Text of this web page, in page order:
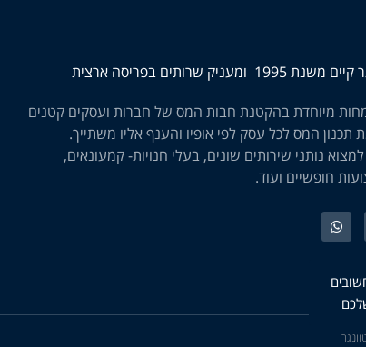
שרותים בפריסה ארצית
מיוחדת בהקטנת חבות המס של חברות ועסקים קטנים
תכנון המס לכל עסק לפי אופיו והענף אליו משתייך.
נותני שירותים שונים, בעלי חנויות- קמעונאים,
חופשיים ועוד.